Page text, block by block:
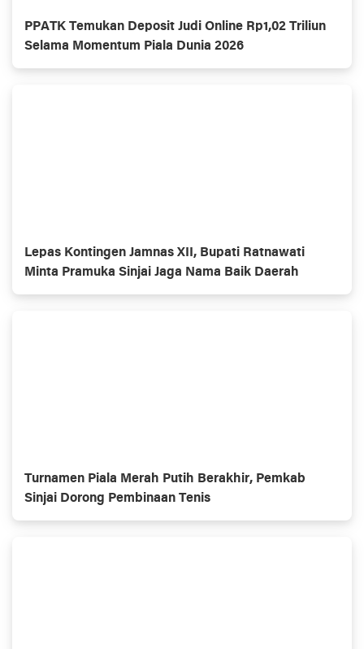
PPATK Temukan Deposit Judi Online Rp1,02 Triliun
Selama Momentum Piala Dunia 2026
Lepas Kontingen Jamnas XII, Bupati Ratnawati
Minta Pramuka Sinjai Jaga Nama Baik Daerah
Turnamen Piala Merah Putih Berakhir, Pemkab
Sinjai Dorong Pembinaan Tenis